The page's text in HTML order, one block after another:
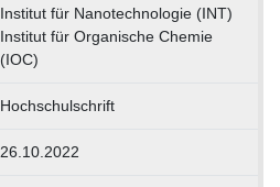
Institut für Nanotechnologie (INT)
Institut für Organische Chemie
(IOC)
Hochschulschrift
26.10.2022